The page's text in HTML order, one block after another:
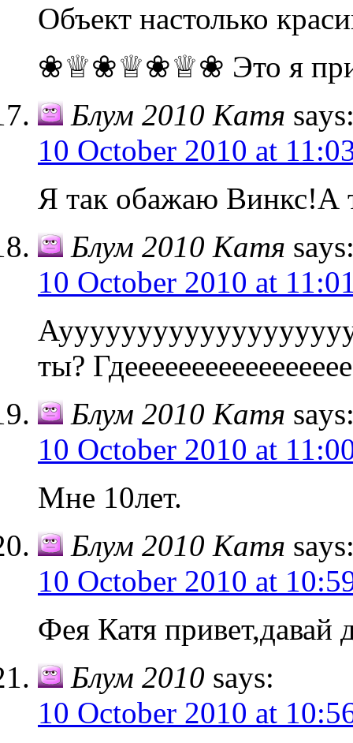
Объект настолько
❀♕❀♕❀♕❀ Это я
Блум 2010 Катя
10 October 2010 at
Я так обажаю Винкс!А
Блум 2010 Катя
10 October 2010 at
ты?
Блум 2010 Катя
10 October 2010 at
Мне 10лет.
Блум 2010 Катя
10 October 2010 at
Фея Катя привет,давай
Блум 2010 says:
10 October 2010 at